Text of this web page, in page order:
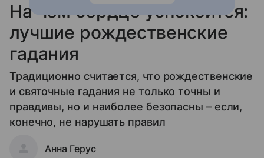
На чем сердце успокоится:
лучшие рождественские
гадания
Традиционно считается, что рождественские
и святочные гадания не только точны и
правдивы, но и наиболее безопасны – если,
конечно, не нарушать правил
Анна Герус